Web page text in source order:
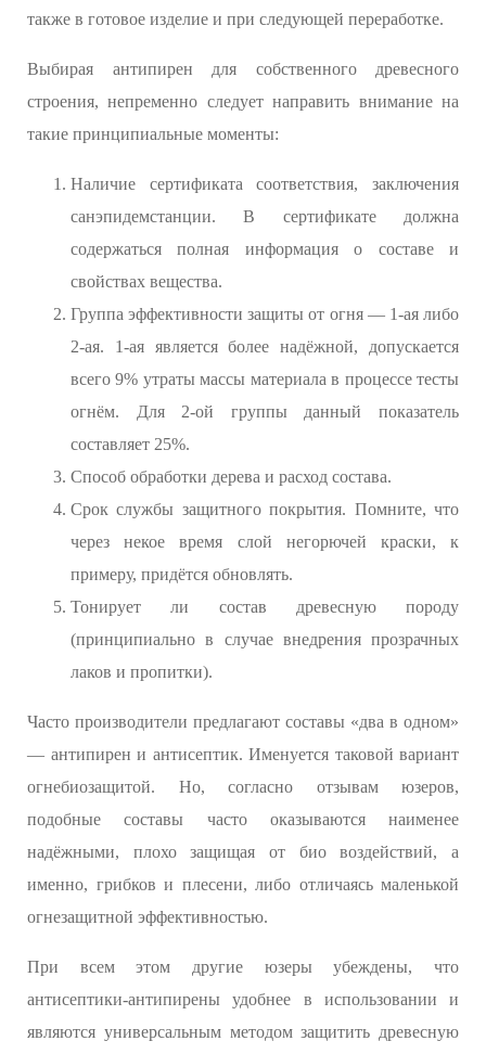
также в готовое изделие и при следующей переработке.
Выбирая антипирен для собственного древесного
строения, непременно следует направить внимание на
такие принципиальные моменты:
Наличие сертификата соответствия, заключения
санэпидемстанции. В сертификате должна
содержаться полная информация о составе и
свойствах вещества.
Группа эффективности защиты от огня — 1-ая либо
2-ая. 1-ая является более надёжной, допускается
всего 9% утраты массы материала в процессе тесты
огнём. Для 2-ой группы данный показатель
составляет 25%.
Способ обработки дерева и расход состава.
Срок службы защитного покрытия. Помните, что
через некое время слой негорючей краски, к
примеру, придётся обновлять.
Тонирует ли состав древесную породу
(принципиально в случае внедрения прозрачных
лаков и пропитки).
Часто производители предлагают составы «два в одном»
— антипирен и антисептик. Именуется таковой вариант
огнебиозащитой. Но, согласно отзывам юзеров,
подобные составы часто оказываются наименее
надёжными, плохо защищая от био воздействий, а
именно, грибков и плесени, либо отличаясь маленькой
огнезащитной эффективностью.
При всем этом другие юзеры убеждены, что
антисептики-антипирены удобнее в использовании и
являются универсальным методом защитить древесную